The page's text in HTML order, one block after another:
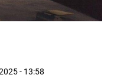
- 13:58